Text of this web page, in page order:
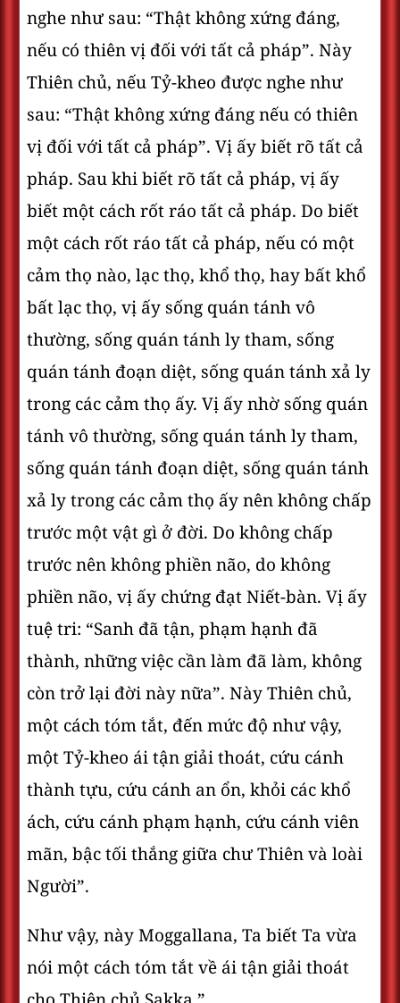
nghe như sau: “Thật không xứng đáng,
nếu có thiên vị đối với tất cả pháp”. Này
Thiên chủ, nếu Tỷ-kheo được nghe như
sau: “Thật không xứng đáng nếu có thiên
vị đối với tất cả pháp”. Vị ấy biết rõ tất cả
pháp. Sau khi biết rõ tất cả pháp, vị ấy
biết một cách rốt ráo tất cả pháp. Do biết
một cách rốt ráo tất cả pháp, nếu có một
cảm thọ nào, lạc thọ, khổ thọ, hay bất khổ
bất lạc thọ, vị ấy sống quán tánh vô
thường, sống quán tánh ly tham, sống
quán tánh đoạn diệt, sống quán tánh xả ly
trong các cảm thọ ấy. Vị ấy nhờ sống quán
tánh vô thường, sống quán tánh ly tham,
sống quán tánh đoạn diệt, sống quán tánh
xả ly trong các cảm thọ ấy nên không chấp
trước một vật gì ở đời. Do không chấp
trước nên không phiền não, do không
phiền não, vị ấy chứng đạt Niết-bàn. Vị ấy
tuệ tri: “Sanh đã tận, phạm hạnh đã
thành, những việc cần làm đã làm, không
còn trở lại đời này nữa”. Này Thiên chủ,
một cách tóm tắt, đến mức độ như vậy,
một Tỷ-kheo ái tận giải thoát, cứu cánh
thành tựu, cứu cánh an ổn, khỏi các khổ
ách, cứu cánh phạm hạnh, cứu cánh viên
mãn, bậc tối thắng giữa chư Thiên và loài
Người”.
Như vậy, này Moggallana, Ta biết Ta vừa
nói một cách tóm tắt về ái tận giải thoát